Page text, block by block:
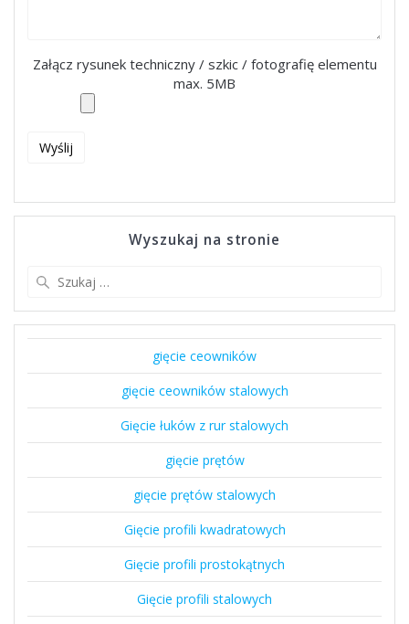
Załącz rysunek techniczny / szkic / fotografię elementu
max. 5MB
Wyszukaj na stronie
gięcie ceowników
gięcie ceowników stalowych
Gięcie łuków z rur stalowych
gięcie prętów
gięcie prętów stalowych
Gięcie profili kwadratowych
Gięcie profili prostokątnych
Gięcie profili stalowych